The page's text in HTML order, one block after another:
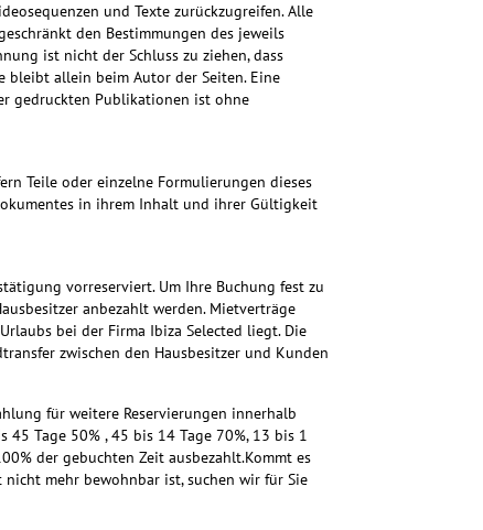
und Texte zurückzugreifen. Alle
den Bestimmungen des jeweils
ist nicht der Schluss zu ziehen, dass
bleibt allein beim Autor der Seiten. Eine
gedruckten Publikationen ist ohne
Teile oder einzelne Formulierungen dieses
in ihrem Inhalt und ihrer Gültigkeit
vorreserviert. Um Ihre Buchung fest zu
anbezahlt werden. Mietverträge
bei der Firma Ibiza Selected liegt. Die
zwischen den Hausbesitzer und Kunden
für weitere Reservierungen innerhalb
Tage 50% , 45 bis 14 Tage 70%, 13 bis 1
der gebuchten Zeit ausbezahlt.Kommt es
nicht mehr bewohnbar ist, suchen wir für Sie